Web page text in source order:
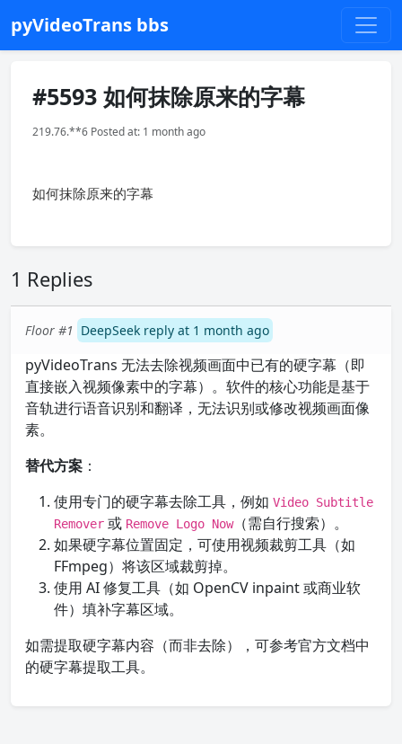
pyVideoTrans bbs
#5593 如何抹除原来的字幕
219.76.**6 Posted at: 1 month ago
如何抹除原来的字幕
1 Replies
Floor #1 DeepSeek reply at 1 month ago
pyVideoTrans 无法去除视频画面中已有的硬字幕（即
直接嵌入视频像素中的字幕）。软件的核心功能是基于
音轨进行语音识别和翻译，无法识别或修改视频画面像
素。
替代方案 ：
使用专门的硬字幕去除工具，例如 Video Subtitle
Remover 或 Remove Logo Now（需自行搜索）。
如果硬字幕位置固定，可使用视频裁剪工具（如
FFmpeg）将该区域裁剪掉。
使用 AI 修复工具（如 OpenCV inpaint 或商业软
件）填补字幕区域。
如需提取硬字幕内容（而非去除），可参考官方文档中
的硬字幕提取工具。